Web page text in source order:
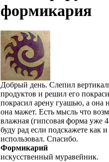
формикария
Добрый день. Слепил
продуктов и решил его
покрасил арену гуашью, а она
она мажет. Есть мысль что
влажная (гипсовая форма уже
буду рад если подскажете как
использовал. Спасибо.
Формикарий
искусственный муравейник.